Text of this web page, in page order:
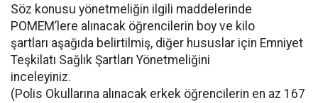
Söz konusu yönetmeliğin ilgili maddelerinde
POMEM’lere alınacak öğrencilerin boy ve kilo
şartları aşağıda belirtilmiş, diğer hususlar için Emniyet
Teşkilatı Sağlık Şartları Yönetmeliğini
inceleyiniz.
(Polis Okullarına alınacak erkek öğrencilerin en az 167